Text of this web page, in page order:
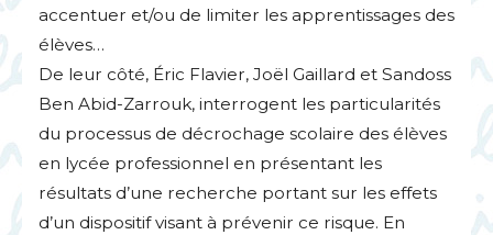
accentuer et/ou de limiter les apprentissages des
élèves…
De leur côté, Éric Flavier, Joël Gaillard et Sandoss
Ben Abid-Zarrouk, interrogent les particularités
du processus de décrochage scolaire des élèves
en lycée professionnel en présentant les
résultats d’une recherche portant sur les effets
d’un dispositif visant à prévenir ce risque. En